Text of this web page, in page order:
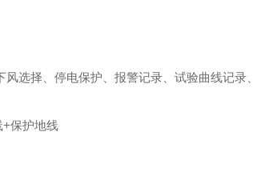
选择、停电保护、报警记录、试验曲线记录
+保护地线